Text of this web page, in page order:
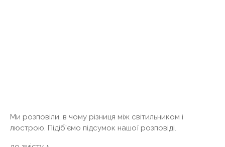
Ми розповіли, в чому різниця між світильником і
люстрою. Підіб'ємо підсумок нашої розповіді.